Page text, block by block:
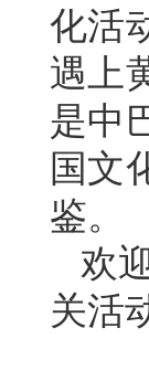
化活
遇上
是中
国文
鉴。
欢
关活